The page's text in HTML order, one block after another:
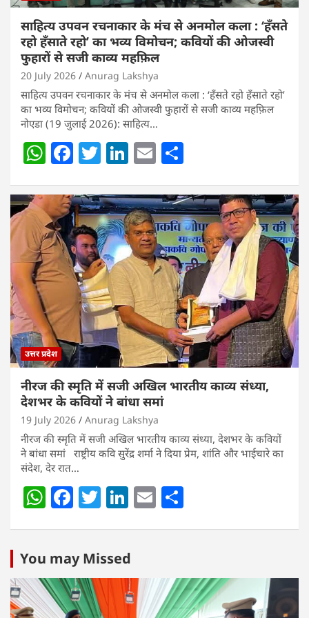
साहित्य उपवन रचनाकार के मंच से अनमोल कला : ‘हॅंसते
रहो हॅंसाते रहो’ का भव्य विमोचन; कवियों की ओजस्वी
फुहारों से सजी काव्य महफ़िल
20 July 2026 Anurag Lakshya
साहित्य उपवन रचनाकार के मंच से अनमोल कला : ‘हॅंसते रहो हॅंसाते रहो’
का भव्य विमोचन; कवियों की ओजस्वी फुहारों से सजी काव्य महफ़िल
नोएडा (19 जुलाई 2026): साहित्य…
W
at
s
A
p
p
F
c
e
b
o
o
k
T
itt
er
Li
k
e
dI
n
E
ai
l
ar
e
उत्तर प्रदेश
नीरज की स्मृति में सजी अखिल भारतीय काव्य संध्या,
देशभर के कवियों ने बांधा समां
19 July 2026 Anurag Lakshya
नीरज की स्मृति में सजी अखिल भारतीय काव्य संध्या, देशभर के कवियों
ने बांधा समां राष्ट्रीय कवि सुरेंद्र शर्मा ने दिया प्रेम, शांति और भाईचारे का
संदेश, देर रात…
W
s
A
p
F
e
b
o
T
er
Li
e
dI
n
E
You may Missed